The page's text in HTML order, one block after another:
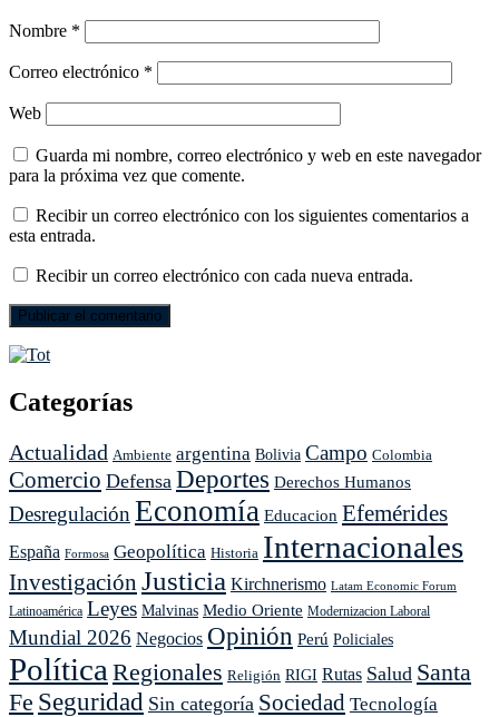
Nombre *
Correo electrónico *
Web
Guarda mi nombre, correo electrónico y web en este navegador
para la próxima vez que comente.
Recibir un correo electrónico con los siguientes comentarios a
esta entrada.
Recibir un correo electrónico con cada nueva entrada.
Categorías
Actualidad Ambiente argentina Bolivia Campo Colombia
Comercio Defensa Deportes Derechos Humanos
Desregulación Economía Educacion Efemérides
España Formosa Geopolítica Historia Internacionales
Investigación Justicia Kirchnerismo Latam Economic Forum
Latinoamérica Leyes Malvinas Medio Oriente Modernizacion Laboral
Mundial 2026 Negocios Opinión Perú Policiales
Política Regionales Religión RIGI Rutas Salud Santa
Fe Seguridad Sin categoría Sociedad Tecnología